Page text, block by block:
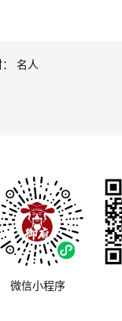
名人
微信小程序